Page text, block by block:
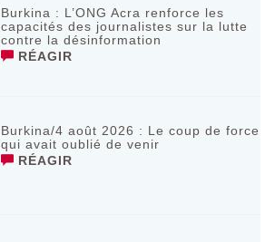
Burkina : L’ONG Acra renforce les
capacités des journalistes sur la lutte
contre la désinformation
RÉAGIR
Burkina/4 août 2026 : Le coup de force
qui avait oublié de venir
RÉAGIR